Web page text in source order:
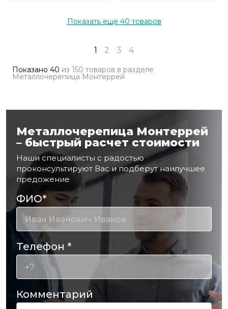
Показать еще 40 товаров
1 2 3 4
Показано 40 из 150 товаров в разделе
Металлочерепица Монтеррей
Металлочерепица Монтеррей
– быстрый расчет стоимости
Наши специалисты с радостью
проконсультируют Вас и подберут наилучшее
предожение
ФИО*
Телефон *
Комментарий